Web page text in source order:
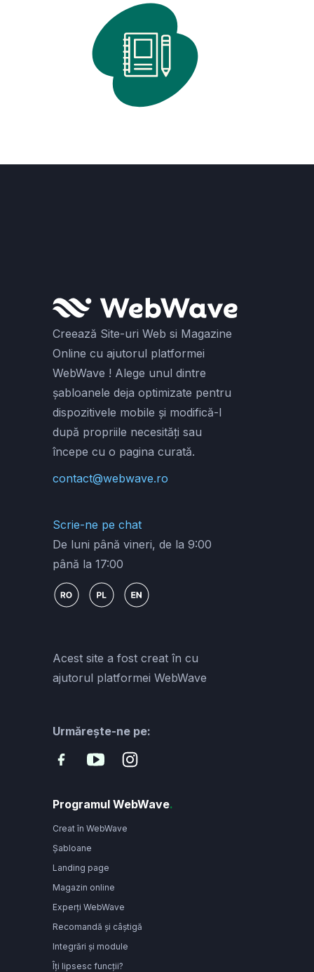
Programul WebWave.
Creat în WebWave
Șabloane
Landing page
Magazin online
Experți WebWave
Recomandă și câștigă
Integrări și module
Îți lipsesc funcții?
Creează Site-uri Web si Magazine
Online cu ajutorul platformei
WebWave ! Alege unul dintre
șabloanele deja optimizate pentru
dispozitivele mobile și modifică-l
după propriile necesități sau
începe cu o pagina curată.
contact@webwave.ro
Scrie-ne pe chat
De luni până vineri, de la 9:00
până la 17:00
Acest site a fost creat în cu
ajutorul platformei WebWave
Urmărește-ne pe: